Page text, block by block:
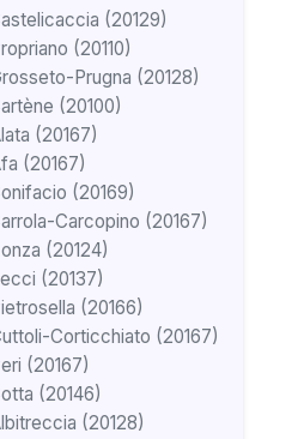
(20129)
(20110)
Prugna (20128)
(20100)
(20167)
(20167)
(20169)
Carcopino (20167)
(20124)
(20137)
(20166)
Corticchiato (20167)
(20167)
(20146)
(20128)